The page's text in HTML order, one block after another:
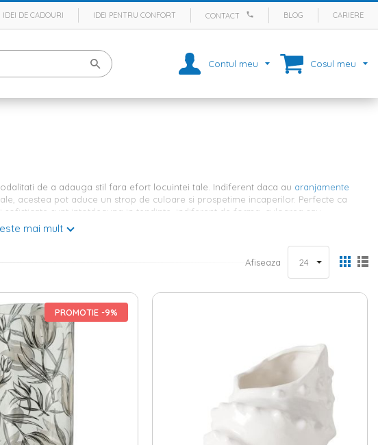
IDEI DE CADOURI IDEI PENTRU CONFORT CONTACT BLOG CARIERE
Contul meu Cosul meu
de a adauga stil fara efort locuintei tale. Indiferent daca au aranjamente
acestea pot aduce un strop de culoare si prospetime incaperilor. Perfecte ca
sunt intotdeauna in tendinte, indiferent de forma, culoarea sau
de produse in gama Homelux
stil care sa se potriveasca spatiului tau. Pe site-ul nostru vei gasi o multime de
Pentru o atmosferarustica si contemporana in acelasi timp, iti propunem
un decor glam, poti incerca sa integrezi recipientele noastre din metale
din sticla se vor potrivi de minune intr-o camera minimalista.
din ceramica, intr-o nuanta calda, va aduce soarele in camera de zi,
o atmosfera relaxata.
indraznete si proaspete pentru un aspect dramatic. Cu flori care au o
din plante diferite sunt cea mai inspirata alegere pentru a adauga
pe care le consideri lipsite de personalitate.
mai mult
Afiseaza
PROMOTIE -9%